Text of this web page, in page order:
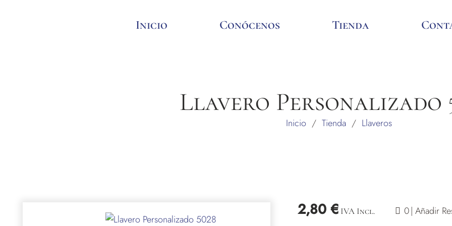
Inicio Conócenos Tienda
Llavero Personalizado
Inicio / Tienda / Llaveros
2,80 € IVA Incl. 0| Añadir